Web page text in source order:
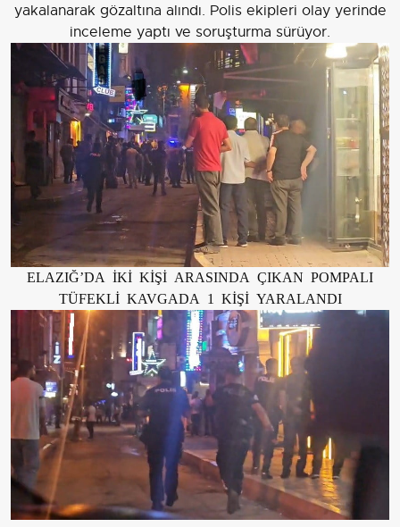
yakalanarak gözaltına alındı. Polis ekipleri olay yerinde
inceleme yaptı ve soruşturma sürüyor.
ELAZIĞ’DA İKİ KİŞİ ARASINDA ÇIKAN POMPALI
TÜFEKLİ KAVGADA 1 KİŞİ YARALANDI